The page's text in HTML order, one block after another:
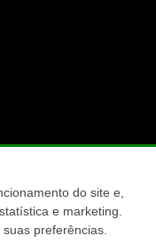
do site e,
e marketing.
preferências.